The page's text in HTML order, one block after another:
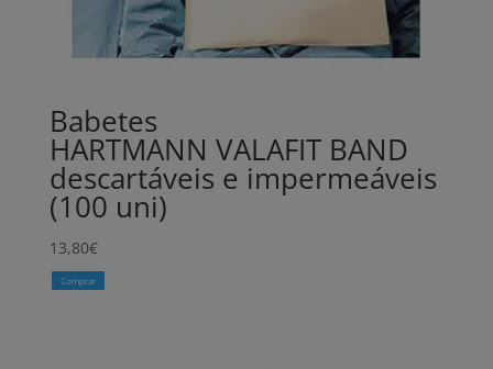
Babetes
HARTMANN VALAFIT BAND
descartáveis e impermeáveis
(100 uni)
13,80€
Comprar